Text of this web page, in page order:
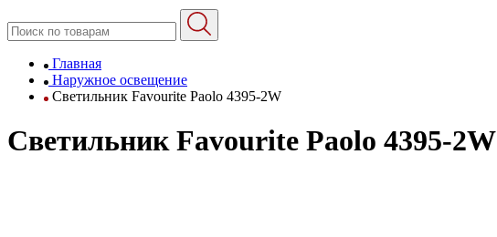
Главная
Наружное освещение
Светильник Favourite Paolo 4395-2W
Светильник Favourite Paolo 4395-2W